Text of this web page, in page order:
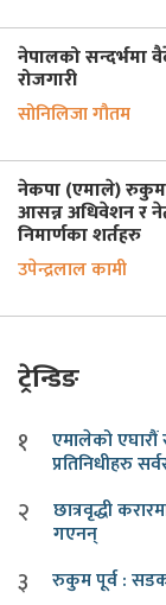
नेपालको सन्दर्भमा
रोजगारी
सोनिलिजा गौतम
नेकपा (एमाले) रुकुम
आसन्न अधिवेशन र
निमार्णका शर्तहरु
उपेन्द्रलाल कामी
ट्रेन्डिङ
१ एमालेको एघारौं
प्रतिनिधीहरु
२ छात्रवृद्धी
गएनन्
३ रुकुम पूर्व :